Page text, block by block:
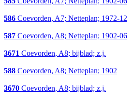
586 Coevorden, A7; Netteplan; 1972-12
587 Coevorden, A8; Netteplan; 1902-06
3671 Coevorden, A8; bijblad; z.j.
588 Coevorden, A8; Netteplan; 1902
3670 Coevorden, A8; bijblad; z.j.